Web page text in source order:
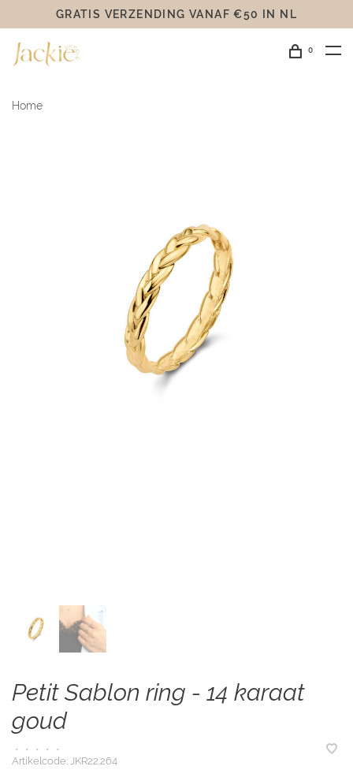
GRATIS VERZENDING VANAF €50 IN NL
0
Home
Petit Sablon ring - 14 karaat
goud
• • • •
•
Artikelcode: JKR22.264